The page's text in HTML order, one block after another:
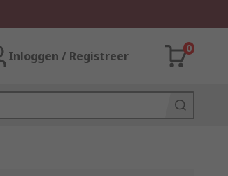
Inloggen / Registreer
0